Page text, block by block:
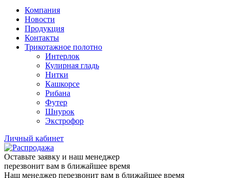
Компания
Новости
Продукция
Контакты
Трикотажное полотно
Интерлок
Кулирная гладь
Нитки
Кашкорсе
Рибана
Футер
Шнурок
Экстрофор
Личный кабинет
Оставьте заявку и наш менеджер
перезвонит вам в ближайшее время
Наш менеджер перезвонит вам в ближайшее время